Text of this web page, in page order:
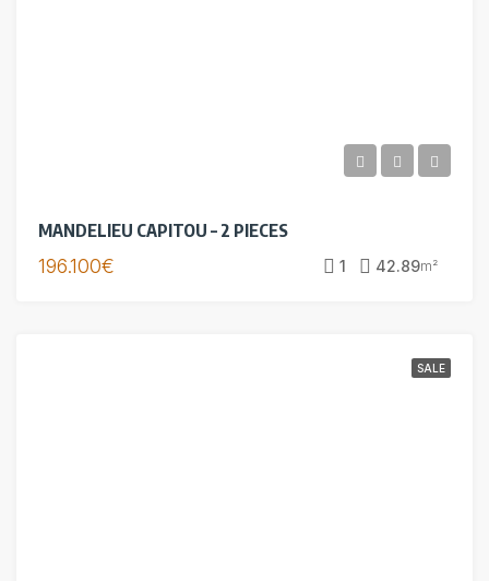
MANDELIEU CAPITOU – 2 PIECES
196.100€ 1 42.89m²
SALE